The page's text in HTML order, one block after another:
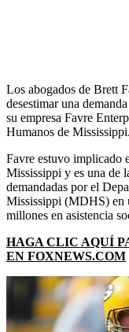
Los abogados de Brett
desestimar una
su empresa Favre
Humanos de Mississippi.
Favre estuvo implicado
Mississippi y es una de
demandadas por el
Mississippi (MDHS) en
millones en asistencia
HAGA CLIC AQUÍ
EN FOXNEWS.COM